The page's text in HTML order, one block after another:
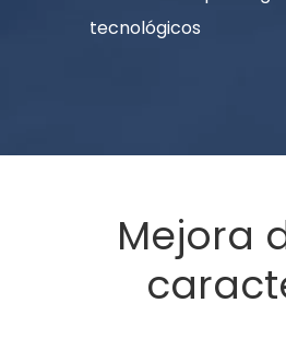
tecnológicos
Mejora